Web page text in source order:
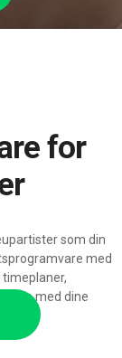
som din
med
med dine